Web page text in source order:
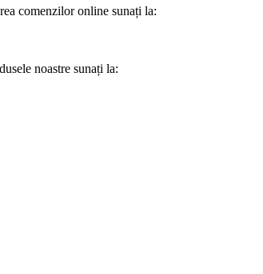
comenzilor online sunați la:
noastre sunați la: